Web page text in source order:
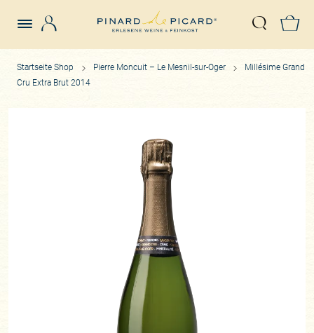
Suche
Startseite Shop Pierre Moncuit – Le Mesnil-sur-Oger
Millésime Grand
Cru Extra Brut 2014